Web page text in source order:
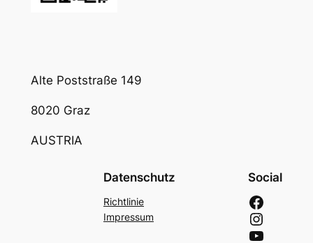
Alte Poststraße 149
8020 Graz
AUSTRIA
Datenschutz
Richtlinie
Impressum
Social